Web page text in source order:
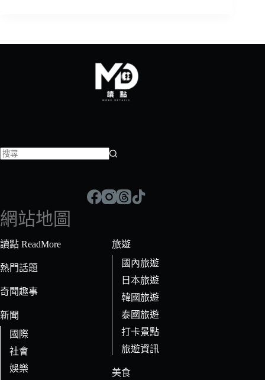
符
合
條
的
果
網站地圖
讀點 ReadMore
熱門話題
奇聞趣事
新聞
國際
社會
娛樂
旅遊
國內旅遊
日本旅遊
韓國旅遊
泰國旅遊
打卡景點
旅遊資訊
美食